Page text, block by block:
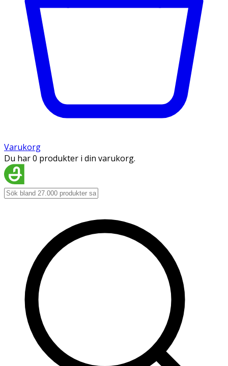
Varukorg
Du har 0 produkter i din varukorg.